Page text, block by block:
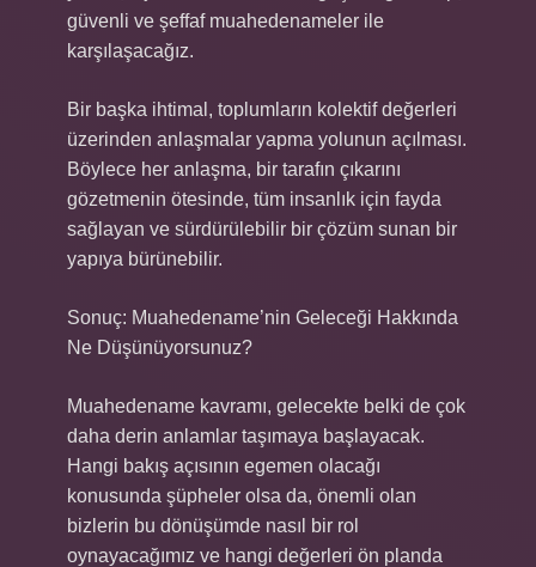
güvenli ve şeffaf muahedenameler ile
karşılaşacağız.
Bir başka ihtimal, toplumların kolektif değerleri
üzerinden anlaşmalar yapma yolunun açılması.
Böylece her anlaşma, bir tarafın çıkarını
gözetmenin ötesinde, tüm insanlık için fayda
sağlayan ve sürdürülebilir bir çözüm sunan bir
yapıya bürünebilir.
Sonuç: Muahedename’nin Geleceği Hakkında
Ne Düşünüyorsunuz?
Muahedename kavramı, gelecekte belki de çok
daha derin anlamlar taşımaya başlayacak.
Hangi bakış açısının egemen olacağı
konusunda şüpheler olsa da, önemli olan
bizlerin bu dönüşümde nasıl bir rol
oynayacağımız ve hangi değerleri ön planda